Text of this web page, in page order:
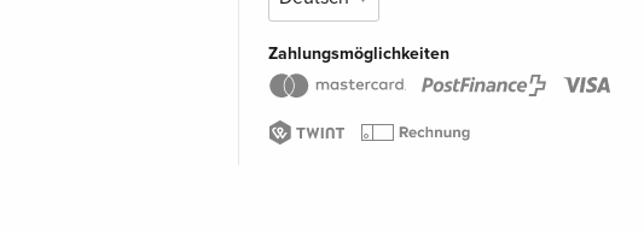
Zahlungsmöglichkeiten